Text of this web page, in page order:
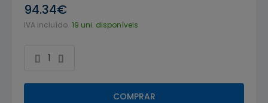
94.34€
IVA incluído. 19 uni. disponíveis
COMPRAR